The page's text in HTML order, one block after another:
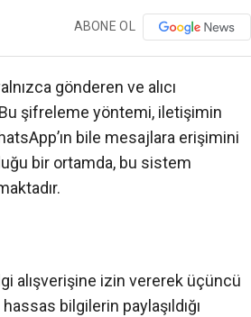
ABONE OL
gönderen ve alıcı
şifreleme yöntemi, iletişimin
bile mesajlara erişimini
bir ortamda, bu sistem
alışverişine izin vererek üçüncü
bilgilerin paylaşıldığı